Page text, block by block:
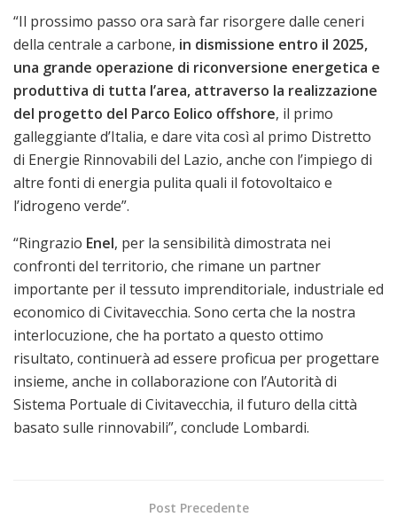
“Il prossimo passo ora sarà far risorgere dalle ceneri
della centrale a carbone, in dismissione entro il 2025,
una grande operazione di riconversione energetica e
produttiva di tutta l’area, attraverso la realizzazione
del progetto del Parco Eolico offshore, il primo
galleggiante d’Italia, e dare vita così al primo Distretto
di Energie Rinnovabili del Lazio, anche con l’impiego di
altre fonti di energia pulita quali il fotovoltaico e
l’idrogeno verde”.
“Ringrazio Enel, per la sensibilità dimostrata nei
confronti del territorio, che rimane un partner
importante per il tessuto imprenditoriale, industriale ed
economico di Civitavecchia. Sono certa che la nostra
interlocuzione, che ha portato a questo ottimo
risultato, continuerà ad essere proficua per progettare
insieme, anche in collaborazione con l’Autorità di
Sistema Portuale di Civitavecchia, il futuro della città
basato sulle rinnovabili”, conclude Lombardi.
Post Precedente